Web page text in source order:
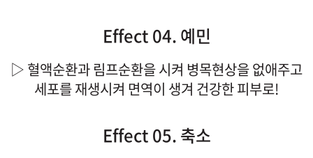
Effect 04. 예민
▷ 혈액순환과 림프순환을 시켜 병목현상을 없애주고
세포를 재생시켜 면역이 생겨 건강한 피부로!
Effect 05. 축소